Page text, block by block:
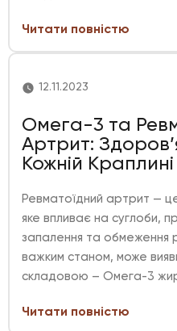
Читати повністю
12.11.2023
Омега-3 та
Артрит:
Кожній
Ревматоїдний артрит —
яке впливає на суглоби,
запалення та обмеження
важким станом, може
складовою – Омега-3
Читати повністю